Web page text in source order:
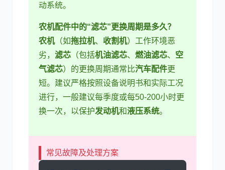
动系统。
农机配件中的“滤芯”更换周期是多久？
农机（如拖拉机、 收割机）工作环境恶
劣， 滤芯 （包括机油滤芯、 燃油滤芯、 空
气滤芯）的更换周期通常比汽车配件更
短。建议严格按照设备说明书和实际工况
进行，一般建议每季度或每50-200小时更
换一次，以保护发动机和液压系统。
常见故障及处理方案